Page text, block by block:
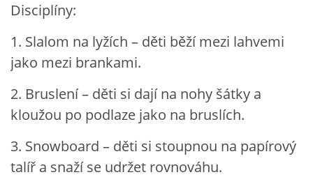
Disciplíny:
1. Slalom na lyžích – děti běží mezi lahvemi
jako mezi brankami.
2. Bruslení – děti si dají na nohy šátky a
kloužou po podlaze jako na bruslích.
3. Snowboard – děti si stoupnou na papírový
talíř a snaží se udržet rovnováhu.